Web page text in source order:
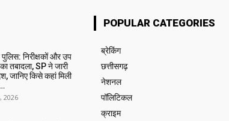
निरीक्षकों और उप
का तबादला, SP ने जारी
जानिए किसे कहां मिली
2026
POPULAR CATEGORIES
ब्रेकिंग
छत्तीसगढ़
नेशनल
पॉलिटिकल
क्राइम